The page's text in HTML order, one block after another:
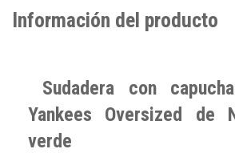
Información del producto
Sudadera con
Yankees Oversized de
verde